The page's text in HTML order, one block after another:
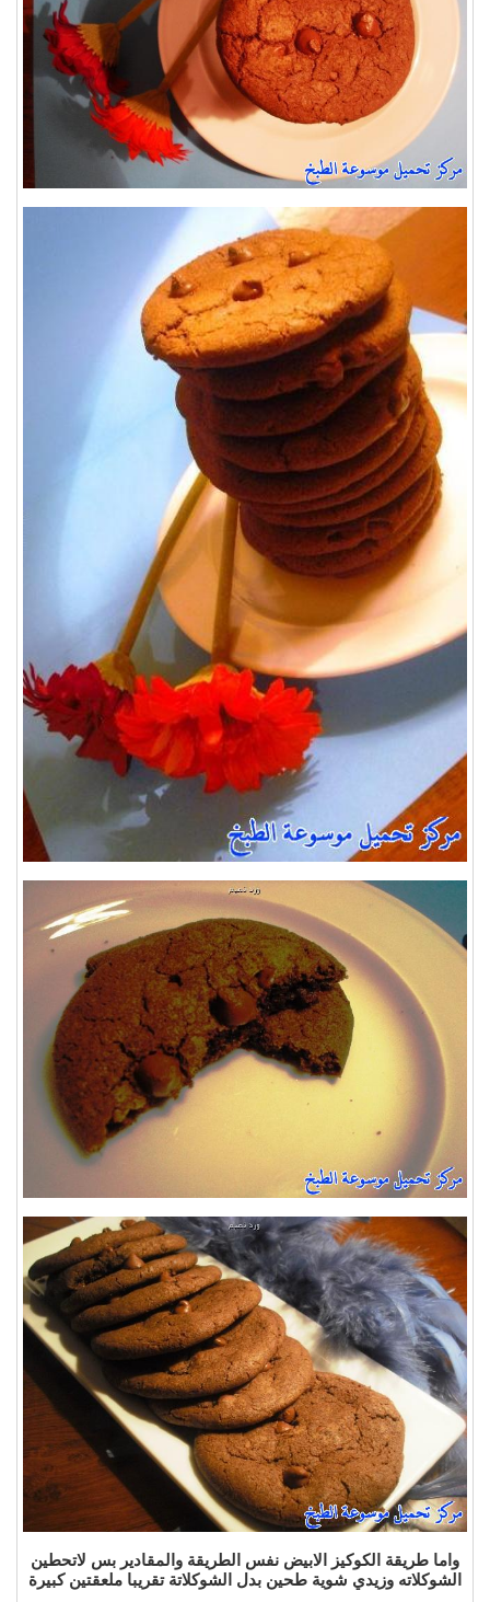
واما طريقة الكوكيز الابيض نفس الطريقة والمقادير بس لاتحطين
الشوكلاته وزيدي شوية طحين بدل الشوكلاتة تقريبا ملعقتين كبيرة